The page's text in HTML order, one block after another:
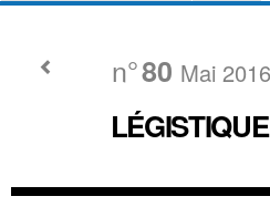
n°80 Mai 2016